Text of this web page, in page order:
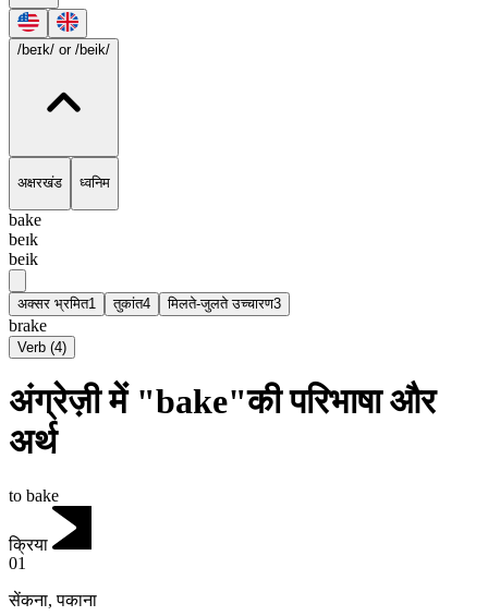
/beɪk/ or /beik/
अक्षरखंड ध्वनिम
bake
beɪk
beik
अक्सर भ्रमित1 तुकांत4 मिलते-जुलते उच्चारण3
brake
Verb (4)
अंग्रेज़ी में "bake"की परिभाषा और
अर्थ
to bake
क्रिया
01
सेंकना,पकाना